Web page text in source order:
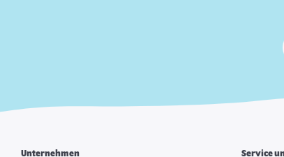
Unternehmen Service